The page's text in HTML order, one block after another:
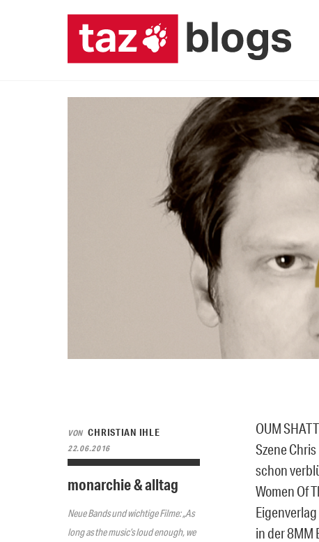
VON CHRISTIAN IHLE
22.06.2016
monarchie & alltag
Neue Bands und wichtige Filme: „As
long as the music’s loud enough, we
OUM
Szene
schon
Women Of
in der 8MM